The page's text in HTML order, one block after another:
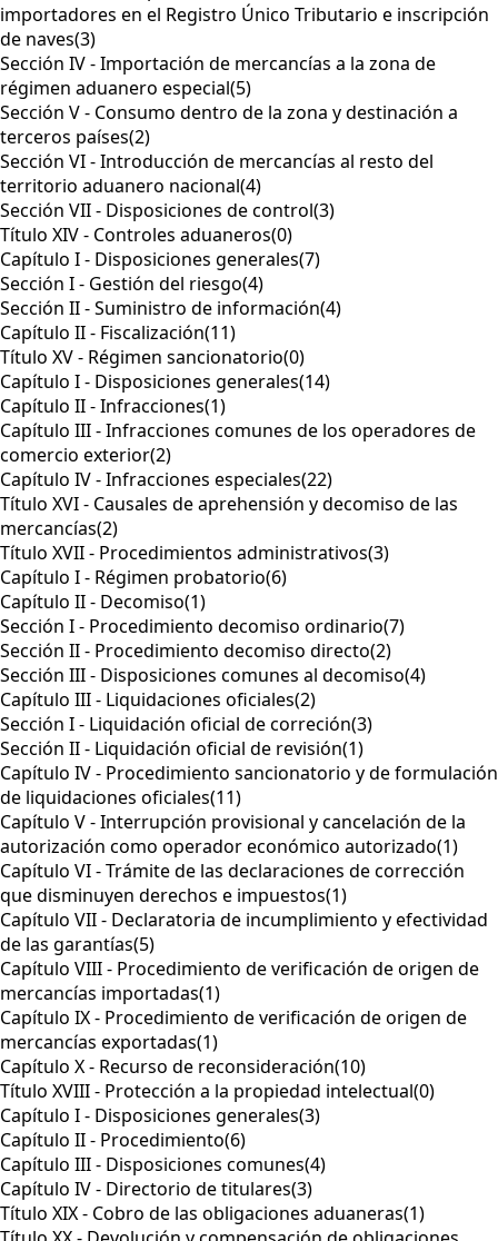
importadores en el Registro Único Tributario e inscripción
de naves(3)
Sección IV - Importación de mercancías a la zona de
régimen aduanero especial(5)
Sección V - Consumo dentro de la zona y destinación a
terceros países(2)
Sección VI - Introducción de mercancías al resto del
territorio aduanero nacional(4)
Sección VII - Disposiciones de control(3)
Título XIV - Controles aduaneros(0)
Capítulo I - Disposiciones generales(7)
Sección I - Gestión del riesgo(4)
Sección II - Suministro de información(4)
Capítulo II - Fiscalización(11)
Título XV - Régimen sancionatorio(0)
Capítulo I - Disposiciones generales(14)
Capítulo II - Infracciones(1)
Capítulo III - Infracciones comunes de los operadores de
comercio exterior(2)
Capítulo IV - Infracciones especiales(22)
Título XVI - Causales de aprehensión y decomiso de las
mercancías(2)
Título XVII - Procedimientos administrativos(3)
Capítulo I - Régimen probatorio(6)
Capítulo II - Decomiso(1)
Sección I - Procedimiento decomiso ordinario(7)
Sección II - Procedimiento decomiso directo(2)
Sección III - Disposiciones comunes al decomiso(4)
Capítulo III - Liquidaciones oficiales(2)
Sección I - Liquidación oficial de correción(3)
Sección II - Liquidación oficial de revisión(1)
Capítulo IV - Procedimiento sancionatorio y de formulación
de liquidaciones oficiales(11)
Capítulo V - Interrupción provisional y cancelación de la
autorización como operador económico autorizado(1)
Capítulo VI - Trámite de las declaraciones de corrección
que disminuyen derechos e impuestos(1)
Capítulo VII - Declaratoria de incumplimiento y efectividad
de las garantías(5)
Capítulo VIII - Procedimiento de verificación de origen de
mercancías importadas(1)
Capítulo IX - Procedimiento de verificación de origen de
mercancías exportadas(1)
Capítulo X - Recurso de reconsideración(10)
Título XVIII - Protección a la propiedad intelectual(0)
Capítulo I - Disposiciones generales(3)
Capítulo II - Procedimiento(6)
Capítulo III - Disposiciones comunes(4)
Capítulo IV - Directorio de titulares(3)
Título XIX - Cobro de las obligaciones aduaneras(1)